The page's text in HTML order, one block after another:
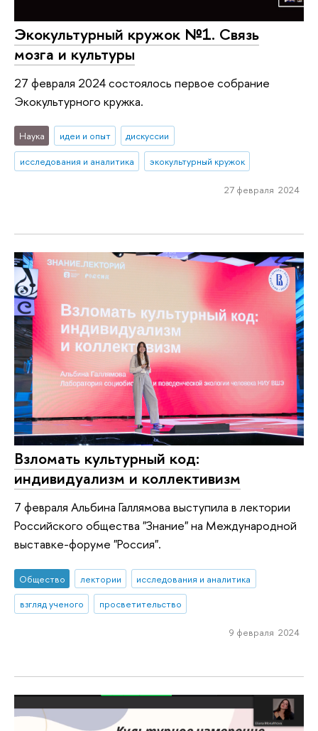
Экокультурный кружок №1. Связь
мозга и культуры
27 февраля 2024 состоялось первое собрание
Экокультурного кружка.
Наука идеи и опыт
дискуссии
исследования и аналитика
экокультурный кружок
27 февраля 2024
Взломать культурный код:
индивидуализм и коллективизм
7 февраля Альбина Галлямова выступила в лектории
Российского общества "Знание" на Международной
выставке-форуме "Россия".
Общество лектории
исследования и аналитика
взгляд ученого
просветительство
9 февраля 2024